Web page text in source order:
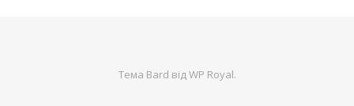
Тема Bard відWP Royal.